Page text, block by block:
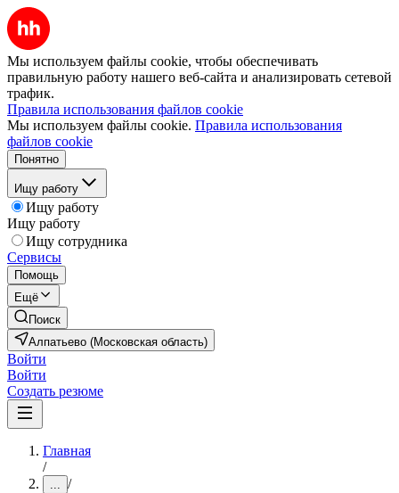
Мы используем файлы cookie, чтобы обеспечивать
правильную работу нашего веб-сайта и анализировать сетевой
трафик.
Правила использования файлов cookie
Мы используем файлы cookie. Правила использования
файлов cookie
Понятно
Ищу работу
Ищу работу
Ищу работу
Ищу сотрудника
Сервисы
Помощь
Ещё
Поиск
Алпатьево (Московская область)
Войти
Войти
Создать резюме
Главная
/
... /